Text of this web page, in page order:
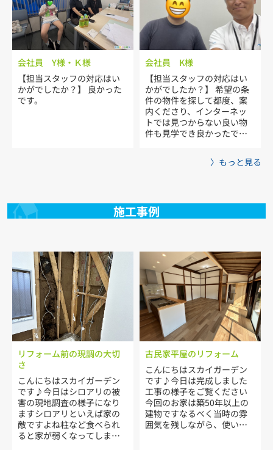
会社員 Y様・Ｋ様
【担当スタッフの対応はい
かがでしたか？】 良かった
です。
会社員 K様
【担当スタッフの対応はい
かがでしたか？】 希望の条
件の物件を探して都度、案
内くださり、インターネッ
トでは見つからない良い物
件も見学でき良かったで
〉もっと見る
施工事例
リフォーム前の現調の大切
さ
こんにちはスカイガーデン
です♪今日はシロアリの被
害の現地調査の様子になり
ますシロアリといえば家の
敵ですよね柱など食べられ
ると家が弱くなってしまい
古民家平屋のリフォーム
こんにちはスカイガーデン
です♪今日は完成しました
工事の様子をご覧ください
今回のお家は築50年以上の
建物ですなるべく当時の雰
囲気を残しながら、使い勝